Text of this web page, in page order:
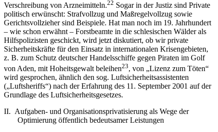
Verschreibung von Arzneimitteln.22 Sogar in der Justiz sind Private
politisch erwünscht: Strafvollzug und Maßregelvollzug sowie
Gerichtsvollzieher sind Beispiele. Hat man noch im 19. Jahrhundert
– wie schon erwähnt – Forstbeamte in die schlesischen Wälder als
Hilfspolizisten geschickt, wird jetzt diskutiert, ob wir private
Sicherheitskräfte für den Einsatz in internationalen Krisengebieten,
z. B. zum Schutz deutscher Handelsschiffe gegen Piraten im Golf
von Aden, mit Hoheitsgewalt beleihen23, von „Lizenz zum Töten“
wird gesprochen, ähnlich den sog. Luftsicherheitsassistenten
(„Luftsheriffs“) nach der Erfahrung des 11. September 2001 auf der
Grundlage des Luftsicherheitsgesetzes.
II. Aufgaben- und Organisationsprivatisierung als Wege der
Optimierung öffentlich bedeutsamer Leistungen